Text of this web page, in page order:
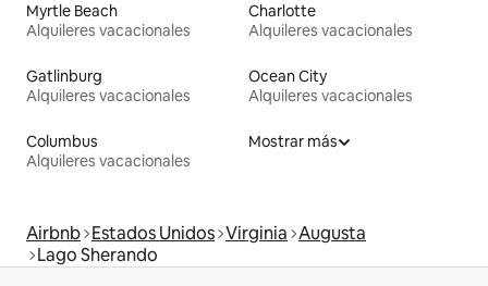
Myrtle Beach
Alquileres vacacionales
Charlotte
Alquileres vacacionales
Gatlinburg
Alquileres vacacionales
Ocean City
Alquileres vacacionales
Columbus
Alquileres vacacionales
Mostrar más
Airbnb Estados Unidos Virginia Augusta
Lago Sherando